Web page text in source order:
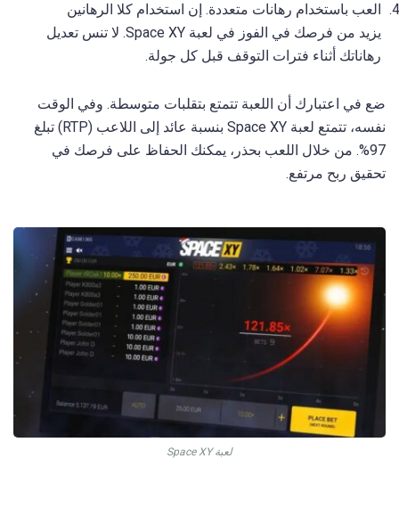
العب باستخدام رهانات متعددة. إن استخدام كلا الرهانين
يزيد من فرصك في الفوز في لعبة Space XY. لا تنس تعديل
رهاناتك أثناء فترات التوقف قبل كل جولة.
ضع في اعتبارك أن اللعبة تتمتع بتقلبات متوسطة. وفي الوقت
نفسه، تتمتع لعبة Space XY بنسبة عائد إلى اللاعب (RTP) تبلغ
97%. من خلال اللعب بحذر، يمكنك الحفاظ على فرصك في
تحقيق ربح مرتفع.
لعبة Space XY